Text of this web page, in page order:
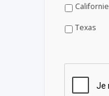
Texas